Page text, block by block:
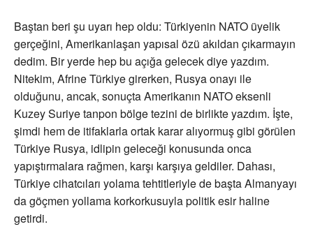
Baştan beri şu uyarı hep oldu: Türkiyenin NATO üyelik
gerçeğini, Amerikanlaşan yapısal özü akıldan çıkarmayın
dedim. Bir yerde hep bu açığa gelecek diye yazdım.
Nitekim, Afrine Türkiye girerken, Rusya onayı ile
olduğunu, ancak, sonuçta Amerikanın NATO eksenli
Kuzey Suriye tanpon bölge tezini de birlikte yazdım. İşte,
şimdi hem de itifaklarla ortak karar alıyormuş gibi görülen
Türkiye Rusya, idlipin geleceği konusunda onca
yapıştırmalara rağmen, karşı karşıya geldiler. Dahası,
Türkiye cihatcıları yolama tehtitleriyle de başta Almanyayı
da göçmen yollama korkorkusuyla politik esir haline
getirdi.